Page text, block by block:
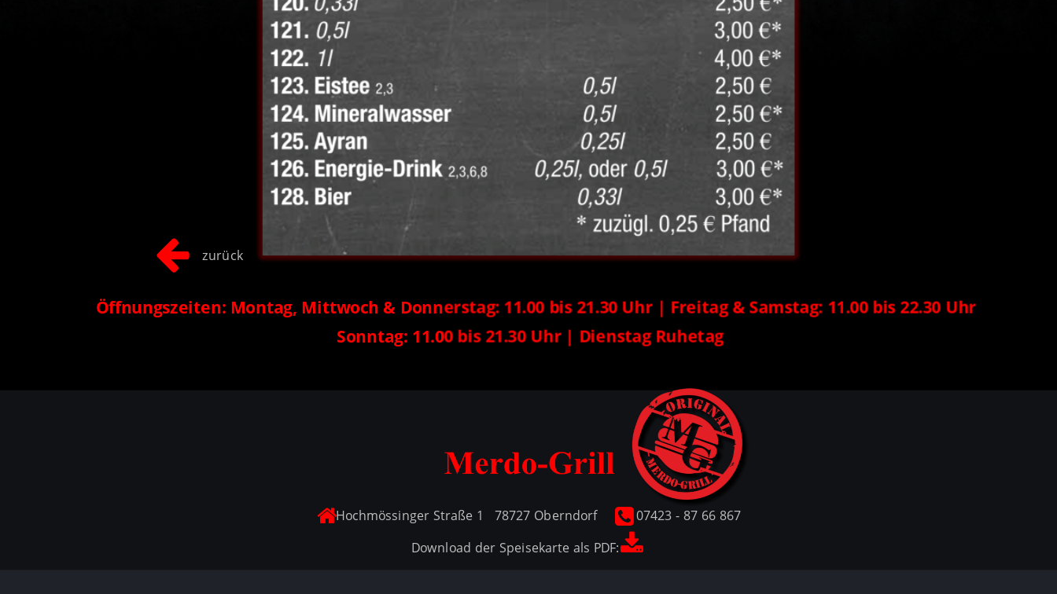
Hochmössinger Straße 1   78727 Oberndorf  07423 - 87 66 867
Download der Speisekarte als PDF:
Öffnungszeiten: Montag, Mittwoch & Donnerstag: 11.00 bis 21.30 Uhr | Freitag & Samstag: 11.00 bis 22.30 Uhr
Sonntag: 11.00 bis 21.30 Uhr | Dienstag Ruhetag
zurück